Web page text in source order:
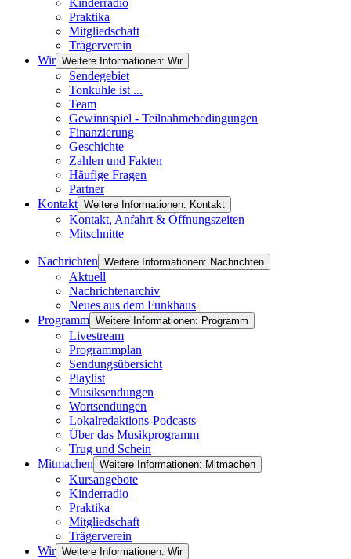
Kinderradio
Praktika
Mitgliedschaft
Trägerverein
Wir Weitere Informationen: Wir
Sendegebiet
Tonkuhle ist ...
Team
Gewinnspiel - Teilnahmebedingungen
Finanzierung
Geschichte
Zahlen und Fakten
Häufige Fragen
Partner
Kontakt Weitere Informationen: Kontakt
Kontakt, Anfahrt & Öffnungszeiten
Mitschnitte
Nachrichten Weitere Informationen: Nachrichten
Aktuell
Nachrichtenarchiv
Neues aus dem Funkhaus
Programm Weitere Informationen: Programm
Livestream
Programmplan
Sendungsübersicht
Playlist
Musiksendungen
Wortsendungen
Lokalredaktions-Podcasts
Über das Musikprogramm
Trug und Schein
Mitmachen Weitere Informationen: Mitmachen
Kursangebote
Kinderradio
Praktika
Mitgliedschaft
Trägerverein
Wir Weitere Informationen: Wir